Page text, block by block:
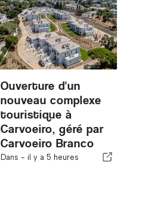
Ouverture d'un
nouveau complexe
touristique à
Carvoeiro, géré par
Carvoeiro Branco
Dans - il y a 5 heures